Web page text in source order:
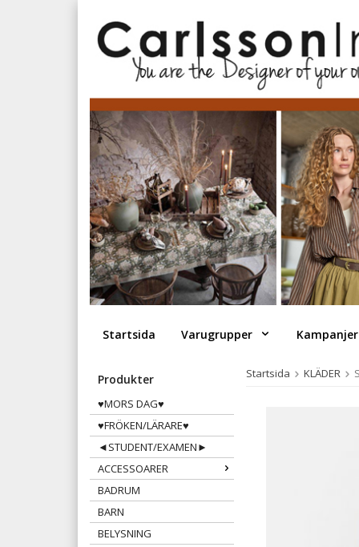
Startsida Varugrupper Kampanjer
Produkter
♥MORS DAG♥
♥FRÖKEN/LÄRARE♥
◄STUDENT/EXAMEN►
ACCESSOARER
BADRUM
BARN
BELYSNING
Startsida KLÄDER